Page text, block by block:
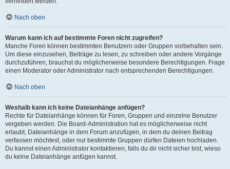
Nach oben
Warum kann ich auf bestimmte Foren nicht zugreifen?
Manche Foren können bestimmten Benutzern oder Gruppen vorbehalten sein.
Um diese einzusehen, Beiträge zu lesen, zu schreiben oder andere Vorgänge
durchzuführen, brauchst du möglicherweise besondere Berechtigungen. Frage
einen Moderator oder Administrator nach entsprechenden Berechtigungen.
Nach oben
Weshalb kann ich keine Dateianhänge anfügen?
Rechte für Dateianhänge können für Foren, Gruppen und einzelne Benutzer
vergeben werden. Die Board-Administration hat es möglicherweise nicht
erlaubt, Dateianhänge in dem Forum anzufügen, in dem du deinen Beitrag
verfassen möchtest, oder nur bestimmte Gruppen dürfen Dateien hochladen.
Du kannst einen Administrator kontaktieren, falls du dir nicht sicher bist, wieso
du keine Dateianhänge anfügen kannst.